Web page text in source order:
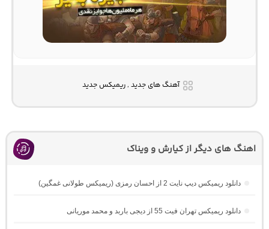
آهنگ های جدید , ریمیکس جدید
اهنگ های دیگر از کیارش و ویناک
دانلود ریمیکس دیپ نایت 2 از احسان رمزی (ریمیکس طولانی غمگین)
دانلود ریمیکس تهران فیت 55 از دیجی باربد و محمد موریانی